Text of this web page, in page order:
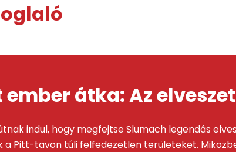
átka: Az
indul, hogy megfejtse Slumach legendás
a Pitt-tavon túli felfedezetlen területeket.